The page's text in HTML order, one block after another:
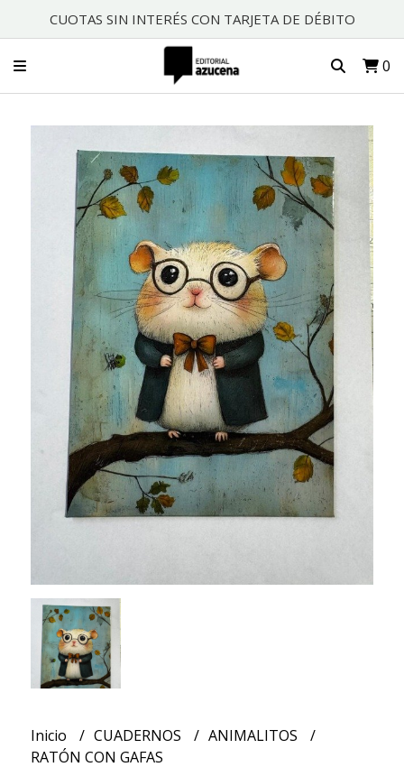
CUOTAS SIN INTERÉS CON TARJETA DE DÉBITO
0
Inicio CUADERNOS
ANIMALITOS
RATÓN CON GAFAS